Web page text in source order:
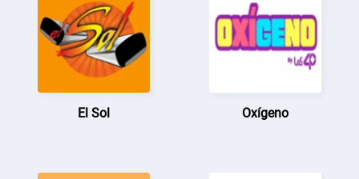
El Sol Oxígeno